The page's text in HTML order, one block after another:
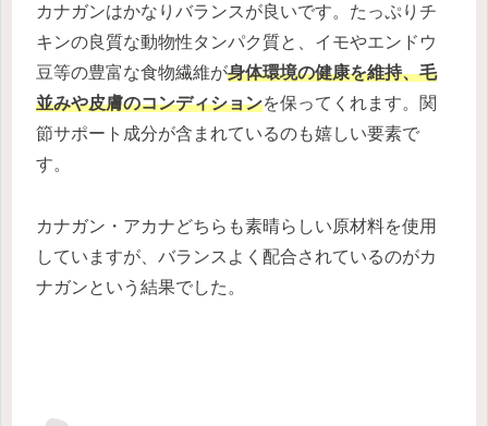
カナガンはかなりバランスが良いです。たっぷりチ
キンの良質な動物性タンパク質と、イモやエンドウ
豆等の豊富な食物繊維が身体環境の健康を維持、毛
並みや皮膚のコンディションを保ってくれます。関
節サポート成分が含まれているのも嬉しい要素で
す。
カナガン・アカナどちらも素晴らしい原材料を使用
していますが、バランスよく配合されているのがカ
ナガンという結果でした。